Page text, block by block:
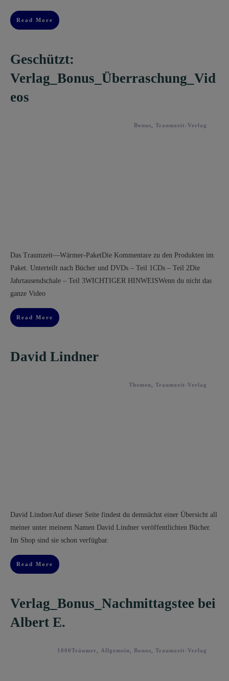
Read More
Geschützt:
Verlag_Bonus_Überraschung_Vid
eos
Bonus Traumzeit-Verlag
Das Traumzeit––Wärmer-PaketDie Kommentare zu den Produkten im
Paket. Unterteilt nach Bücher und DVDs – Teil 1CDs – Teil 2Die
Jahrtausendschale – Teil 3WICHTIGER HINWEISWenn du nicht das
ganze Video
Read More
David Lindner
Themen Traumzeit-Verlag
​David Lindner​Auf dieser Seite findest du demnächst einer Übersicht all
meiner unter meinem Namen David Lindner veröffentlichten Bücher.
Im Shop sind sie schon verfügbar.
Read More
Verlag_Bonus_Nachmittagstee bei
Albert E.
1000Träumer Allgemein Bonus Traumzeit-Verlag